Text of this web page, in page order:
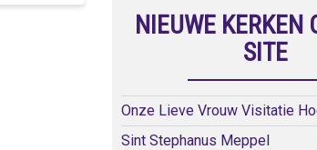
NIEUWE KERKEN
SITE
Onze Lieve Vrouw Visitatie
Sint Stephanus Meppel